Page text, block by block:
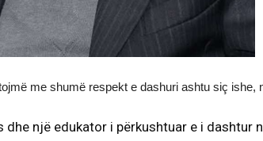
me shumë respekt e dashuri ashtu siç ishe,
dhe një edukator i përkushtuar e i dashtur